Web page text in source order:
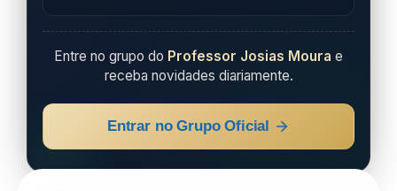
Entre no grupo do Professor Josias Moura e
receba novidades diariamente.
Entrar no Grupo Oficial